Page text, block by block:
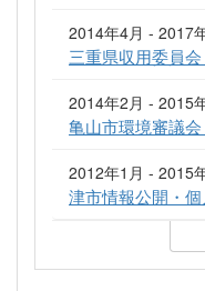
2014年4月 - 2017
三重県収用委員会
2014年2月 - 2015
亀山市環境審議会
2012年1月 - 2015
津市情報公開・